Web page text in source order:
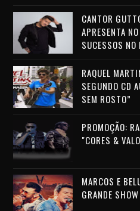
CANTOR
APRESENTA
SUCESSOS NO
RAQUEL
SEGUNDO CD
SEM ROSTO”
PROMOÇÃO:
"CORES &
MARCOS E
GRANDE